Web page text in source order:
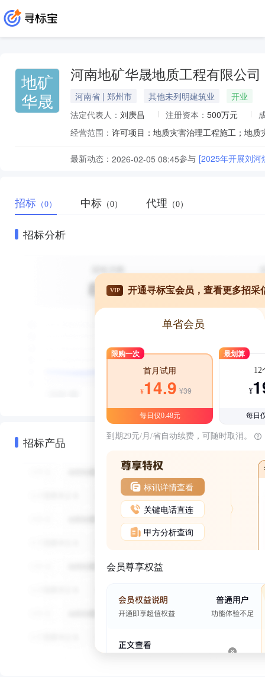
地矿
华晟
河南地矿华晟地质工程有限公司
河南省 | 郑州市 其他未列明建筑业
开业
法定代表人： 刘庚昌 注册资本： 500万元
经营范围：
最新动态： 2026-02-05 08:45参与 [2025年开展刘河
招标 （0） 中标 （0） 代理 （0）
招标分析
招标产品
VIP 开通寻标宝会员，查看更多招采
单省会员
限购一次
首月试用
¥14.9 ¥39
每日仅0.48元
最划算
12
¥
每日
到期29元/月/省自动续费，可随时取消。
标讯详情查看
关键电话直连
甲方分析查询
会员尊享权益